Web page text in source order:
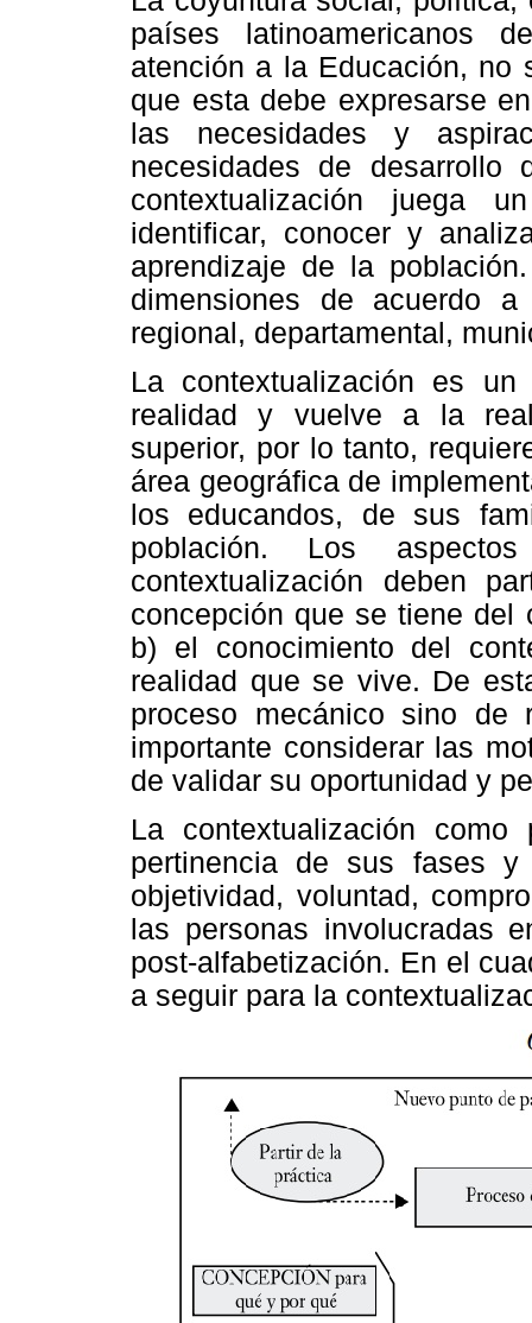
países latinoamericanos
atención a la Educación, no
que esta debe expresarse
las necesidades y
necesidades de
contextualización juega
identificar, conocer y
aprendizaje de la
dimensiones de acuerdo
regional, departamental,
La contextualización es
realidad y vuelve a la
superior, por lo tanto,
área geográfica de
los educandos, de sus
población. Los
contextualización deben
concepción que se tiene del
b) el conocimiento del
realidad que se vive. De
proceso mecánico sino
importante considerar las
de validar su oportunidad y
La contextualización
pertinencia de sus fases
objetividad, voluntad,
las personas involucradas
post-alfabetización. En el
a seguir para la